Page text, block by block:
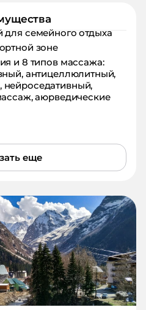
семейного отдыха
зоне
и 8 типов массажа:
антицеллюлитный,
аюрведические
еще